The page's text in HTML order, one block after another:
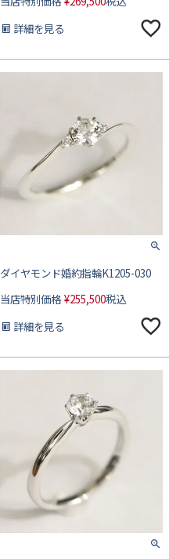
詳細を見る
ダイヤモンド婚約指輪K1205-030
当店特別価格 ¥255,500税込
詳細を見る